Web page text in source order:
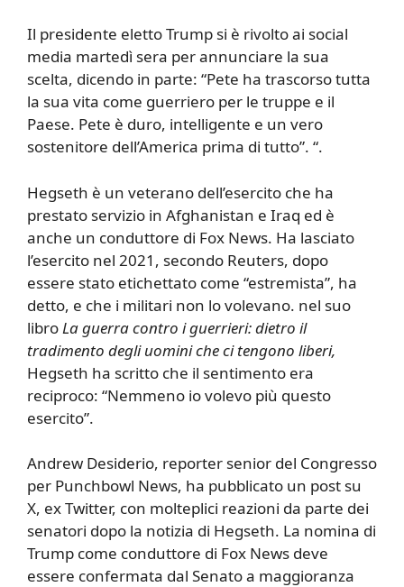
Il presidente eletto Trump si è rivolto ai social
media martedì sera per annunciare la sua
scelta, dicendo in parte: “Pete ha trascorso tutta
la sua vita come guerriero per le truppe e il
Paese. Pete è duro, intelligente e un vero
sostenitore dell’America prima di tutto”. “.
Hegseth è un veterano dell’esercito che ha
prestato servizio in Afghanistan e Iraq ed è
anche un conduttore di Fox News. Ha lasciato
l’esercito nel 2021, secondo Reuters, dopo
essere stato etichettato come “estremista”, ha
detto, e che i militari non lo volevano. nel suo
libro La guerra contro i guerrieri: dietro il
tradimento degli uomini che ci tengono liberi,
Hegseth ha scritto che il sentimento era
reciproco: “Nemmeno io volevo più questo
esercito”.
Andrew Desiderio, reporter senior del Congresso
per Punchbowl News, ha pubblicato un post su
X, ex Twitter, con molteplici reazioni da parte dei
senatori dopo la notizia di Hegseth. La nomina di
Trump come conduttore di Fox News deve
essere confermata dal Senato a maggioranza